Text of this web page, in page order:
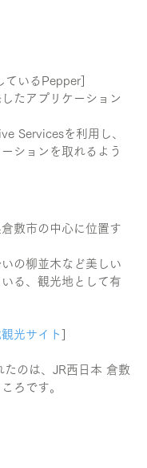
ているPepper]
たアプリケーション
Servicesを利用し、
ションを取れるよう
敷市の中心に位置す
の柳並木など美しい
る、観光地として有
光サイト
たのは、JR西日本 倉敷
ろです。